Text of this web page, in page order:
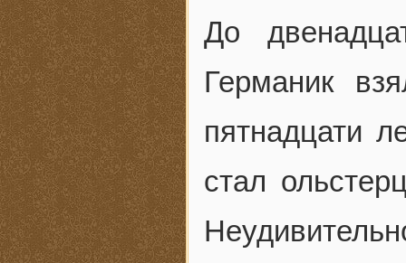
До
Германик
пятнадцати
стал